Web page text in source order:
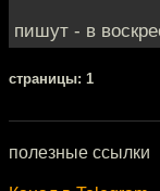
пишут - в
cтраницы: 1
полезные ссылки